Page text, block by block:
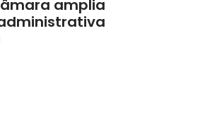
amplia